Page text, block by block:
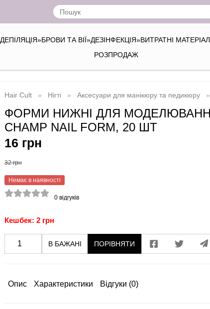
ДЕПІЛЯЦІЯ»БРОВИ ТА ВІЇ»ДЕЗІНФЕКЦІЯ»ВИТРАТНІ
РОЗПРОДАЖ
Hair Cult Нігті Аксесуари для манікюру та педикюру
ФОРМИ НИЖНІ ДЛЯ
CHAMP NAIL FORM, 20 ШТ
16 грн
32 грн
Немає в наявності
0 відгуків
Кешбек: 2 грн
В БАЖАНІ ПОРІВНЯТИ
Опис Характеристики Відгуки (0)